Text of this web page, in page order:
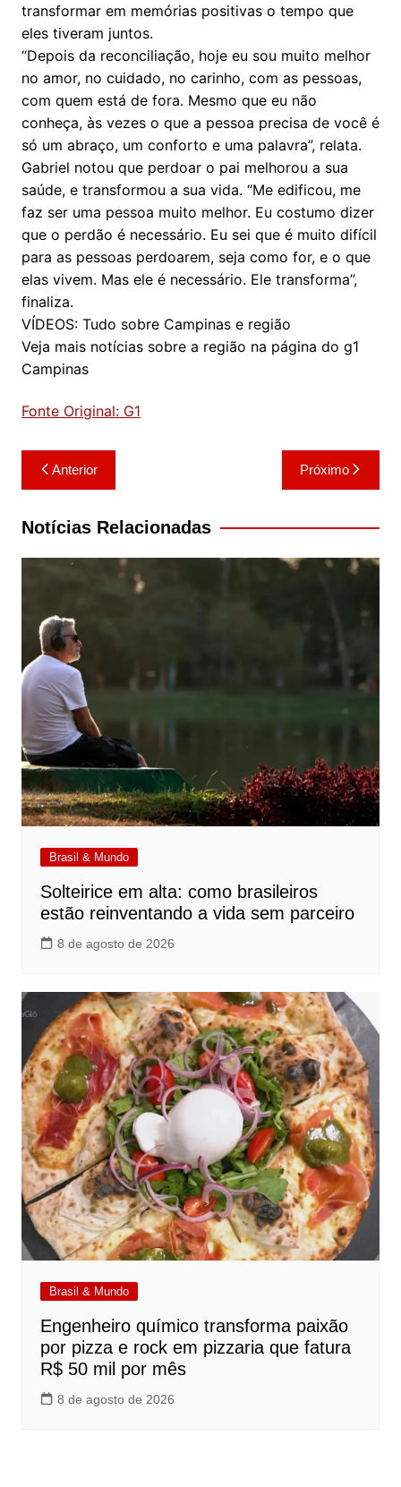
transformar em memórias positivas o tempo que
eles tiveram juntos.
“Depois da reconciliação, hoje eu sou muito melhor
no amor, no cuidado, no carinho, com as pessoas,
com quem está de fora. Mesmo que eu não
conheça, às vezes o que a pessoa precisa de você é
só um abraço, um conforto e uma palavra”, relata.
Gabriel notou que perdoar o pai melhorou a sua
saúde, e transformou a sua vida. “Me edificou, me
faz ser uma pessoa muito melhor. Eu costumo dizer
que o perdão é necessário. Eu sei que é muito difícil
para as pessoas perdoarem, seja como for, e o que
elas vivem. Mas ele é necessário. Ele transforma”,
finaliza.
VÍDEOS: Tudo sobre Campinas e região
Veja mais notícias sobre a região na página do g1
Campinas
Fonte Original: G1
Navegação
de
Post
Anterior Próximo
Notícias Relacionadas
Brasil & Mundo
Solteirice em alta: como brasileiros
estão reinventando a vida sem parceiro
8 de agosto de 2026
Brasil & Mundo
Engenheiro químico transforma paixão
por pizza e rock em pizzaria que fatura
R$ 50 mil por mês
8 de agosto de 2026